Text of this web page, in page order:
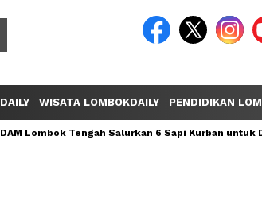
WISATA LOMBOKDAILY PENDIDIKAN
Lombok Tengah Salurkan 6 Sapi Kurban untuk